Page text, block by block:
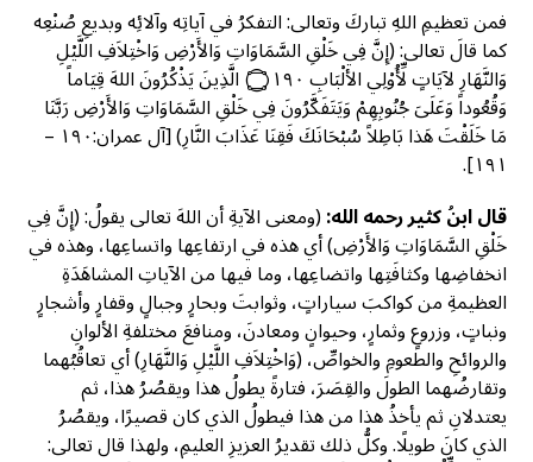
فمن تعظيمِ اللهِ تباركَ وتعالى: التفكرُ في آياتِه وآلائِه وبديعِ صُنْعِه
كما قالَ تعالى: (إِنَّ فِي خَلْقِ السَّمَاوَاتِ وَالأَرْضِ وَاخْتِلاَفِ اللَّيْلِ
وَالنَّهَارِ لآيَاتٍ لِّأُوْلِي الألْبَابِ ۝١٩٠ الَّذِينَ يَذْكُرُونَ اللهَ قِيَاماً
وَقُعُوداً وَعَلَىَ جُنُوبِهِمْ وَيَتَفَكَّرُونَ فِي خَلْقِ السَّمَاوَاتِ وَالأَرْضِ رَبَّنَا
مَا خَلَقْتَ هَذا بَاطِلاً سُبْحَانَكَ فَقِنَا عَذَابَ النَّارِ) [آل عمران:١٩٠ –
١٩١].
قال ابنُ كثير رحمه الله:(ومعنى الآيةِ أن اللهَ تعالى يقولُ: (إِنَّ فِي
خَلْقِ السَّمَاوَاتِ وَالأَرْضِ) أي هذه في ارتفاعِها واتساعِها، وهذه في
انخفاضِها وكثافَتِها واتضاعِها، وما فيها من الآياتِ المشاهَدَةِ
العظيمةِ من كواكبَ سياراتٍ، وثوابتَ وبحارٍ وجبالٍ وقفارٍ وأشجارٍ
ونباتٍ، وزروعٍ وثمارٍ، وحيوانٍ ومعادنَ، ومنافعَ مختلفةِ الألوانِ
والروائحِ والطعومِ والخواصِّ، (وَاخْتِلاَفِ اللَّيْلِ وَالنَّهَارِ) أي تعاقُبُهما
وتقارضُهما الطولَ والقِصَرَ، فتارةً يطولُ هذا ويقصُرُ هذا، ثم
يعتدلانِ ثم يأخذُ هذا من هذا فيطولُ الذي كان قصيرًا، ويقصُرُ
الذي كانَ طويلًا. وكلُّ ذلك تقديرُ العزيزِ العليمِ، ولهذا قال تعالى: